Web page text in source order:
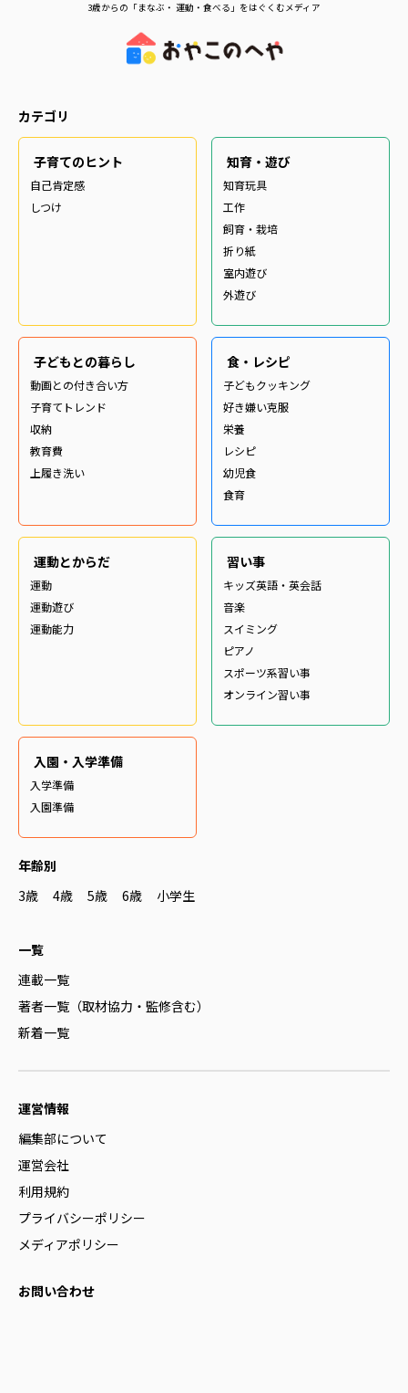
3歳からの「まなぶ・ 運動・食べる」をはぐくむメディア
カテゴリ
子育てのヒント
自己肯定感
しつけ
知育・遊び
知育玩具
工作
飼育・栽培
折り紙
室内遊び
外遊び
子どもとの暮らし
動画との付き合い方
子育てトレンド
収納
教育費
上履き洗い
食・レシピ
子どもクッキング
好き嫌い克服
栄養
レシピ
幼児食
食育
運動とからだ
運動
運動遊び
運動能力
習い事
キッズ英語・英会話
音楽
スイミング
ピアノ
スポーツ系習い事
オンライン習い事
入園・入学準備
入学準備
入園準備
年齢別
3歳
4歳 5歳 6歳 小学生
一覧
連載一覧
著者一覧（取材協力・監修含む）
新着一覧
運営情報
編集部について
運営会社
利用規約
プライバシーポリシー
メディアポリシー
お問い合わせ